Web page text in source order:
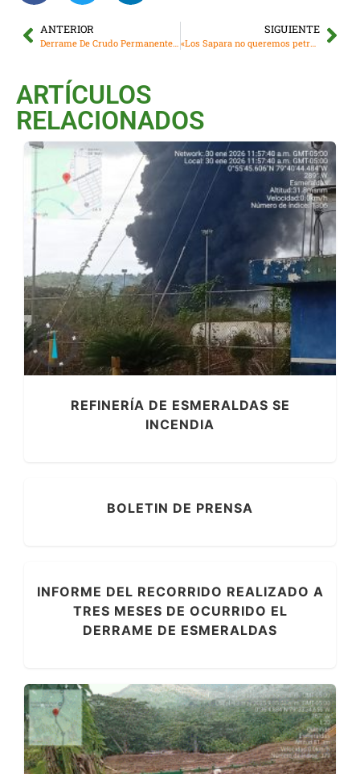
ANTERIOR
Derrame De Crudo Permanente En Vía Auca, Orellana
SIGUIENTE
«Los Sapara no queremos petroleras en el territorio»
ARTÍCULOS
RELACIONADOS
REFINERÍA DE ESMERALDAS SE
INCENDIA
BOLETIN DE PRENSA
INFORME DEL RECORRIDO REALIZADO A
TRES MESES DE OCURRIDO EL
DERRAME DE ESMERALDAS